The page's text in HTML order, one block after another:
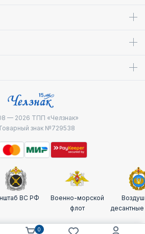
— 2026 ТПП «Челзнак»
знак №729538
ВС РФ
Военно-морской
флот
десантные
0